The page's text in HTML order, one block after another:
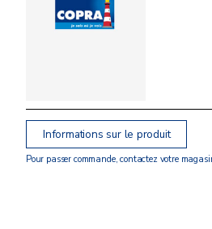
Informations sur le produit
Pour passer commande, contactez votre